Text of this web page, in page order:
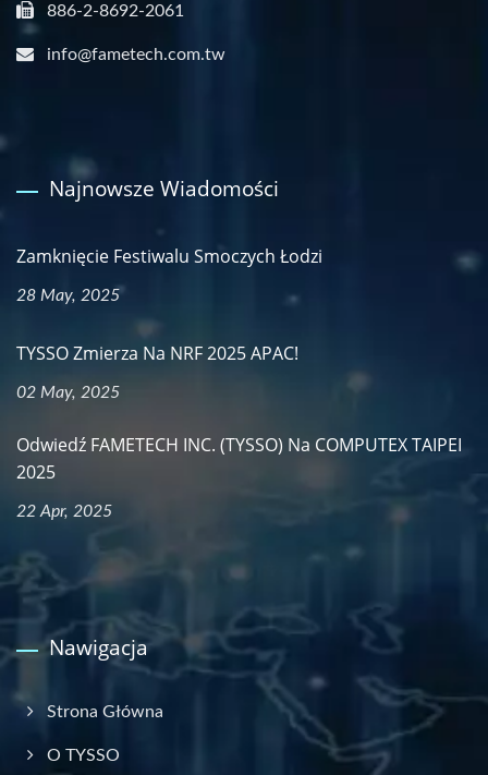
886-2-8692-2061
info@fametech.com.tw
Najnowsze Wiadomości
Zamknięcie Festiwalu Smoczych Łodzi
28 May, 2025
TYSSO Zmierza Na NRF 2025 APAC!
02 May, 2025
Odwiedź FAMETECH INC. (TYSSO) Na COMPUTEX TAIPEI
2025
22 Apr, 2025
Nawigacja
Strona Główna
O TYSSO